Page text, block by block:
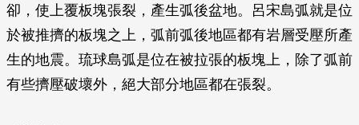
卻，使上覆板塊張裂，產生弧後盆地。呂宋島弧就是位
於被推擠的板塊之上，弧前弧後地區都有岩層受壓所產
生的地震。琉球島弧是位在被拉張的板塊上，除了弧前
有些擠壓破壞外，絕大部分地區都在張裂。